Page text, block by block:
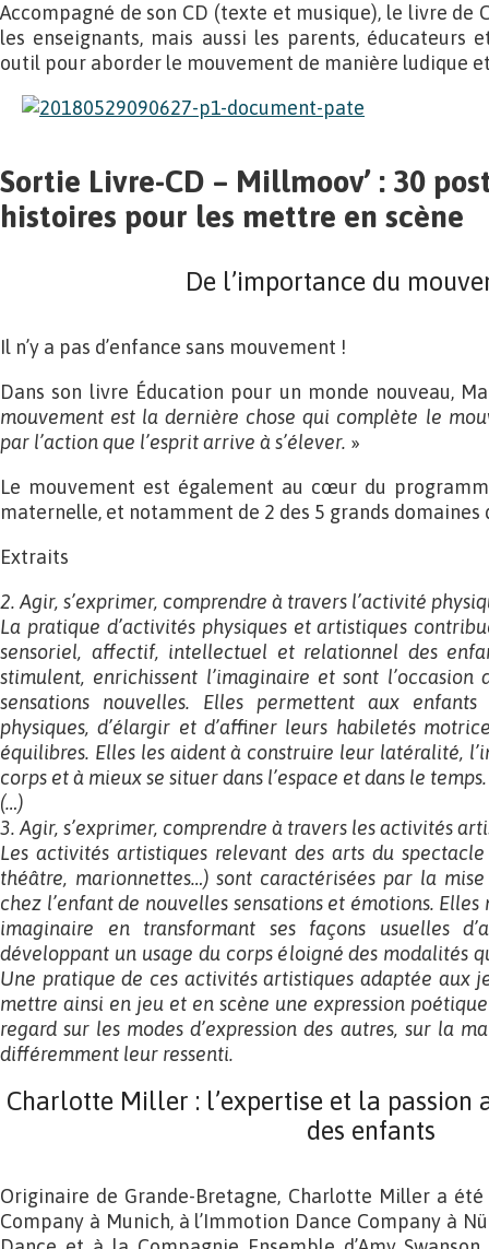
Accompagné de son CD (texte et musique), le livre
les enseignants, mais aussi les parents, éducateurs
outil pour aborder le mouvement de manière ludique
Sortie Livre-CD – Millmoov’ : 30
histoires pour les mettre en scène
De l’importance du
Il n’y a pas d’enfance sans mouvement !
Dans son livre Éducation pour un monde nouveau,
mouvement est la dernière chose qui complète le
par l’action que l’esprit arrive à s’élever. »
Le mouvement est également au cœur du
maternelle, et notamment de 2 des 5 grands domaines
Extraits
2. Agir, s’exprimer, comprendre à travers l’activité
La pratique d’activités physiques et artistiques
sensoriel, affectif, intellectuel et relationnel des
stimulent, enrichissent l’imaginaire et sont l’occasion
sensations nouvelles. Elles permettent aux enfants
physiques, d’élargir et d’affiner leurs habiletés
équilibres. Elles les aident à construire leur latéralité,
corps et à mieux se situer dans l’espace et dans le temps.
(…)
3. Agir, s’exprimer, comprendre à travers les activités
Les activités artistiques relevant des arts du
théâtre, marionnettes…) sont caractérisées par la
chez l’enfant de nouvelles sensations et émotions.
imaginaire en transformant ses façons usuelles
développant un usage du corps éloigné des modalités
Une pratique de ces activités artistiques adaptée aux
mettre ainsi en jeu et en scène une expression
regard sur les modes d’expression des autres, sur la
différemment leur ressenti.
Charlotte Miller : l’expertise et la passion
des enfants
Originaire de Grande-Bretagne, Charlotte Miller a été
Company à Munich, à l’Immotion Dance Company à